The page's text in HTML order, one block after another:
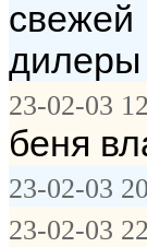
дилеры
23-02-03
беня
23-02-03
23-02-03